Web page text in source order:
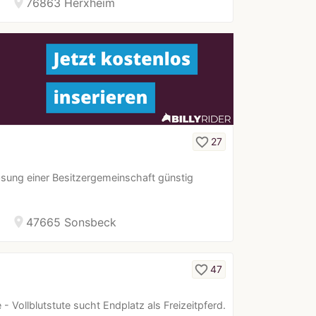
einer Besitzergemeinschaft günstig
favorite_border 27
location_on 47665 Sonsbeck
Vollblutstute sucht Endplatz als Freizeitpferd.
favorite_border47